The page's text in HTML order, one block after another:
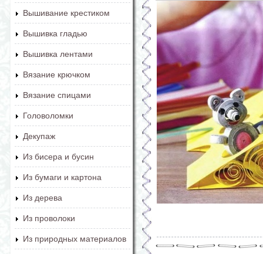
Вышивание крестиком
Вышивка гладью
Вышивка лентами
Вязание крючком
Вязание спицами
Головоломки
Декупаж
Из бисера и бусин
Из бумаги и картона
Из дерева
Из проволоки
Из природных материалов